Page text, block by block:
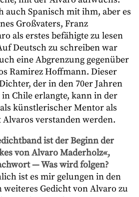
auch Spanisch mit ihm, aber es
Großvaters, Franz
als erstes befähigte zu lesen
Deutsch zu schreiben war
eine Abgrenzung gegenüber
Ramirez Hoffmann. Dieser
der in den 70er Jahren
Chile erlangte, kann in der
künstlerischer Mentor als
verstanden werden.
ist der Beginn der
von Alvaro Maderholz«,
— Was wird folgen?
ist es mir gelungen in den
Gedicht von Alvaro zu